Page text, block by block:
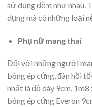
sử dụng đệm như nhau.
dụng mà có những loại
Phụ nữ mang thai
Đối với những người
bông ép cứng, đàn hồi
nhất là độ dày 9cm, 1m8
bông ép cứng Everon